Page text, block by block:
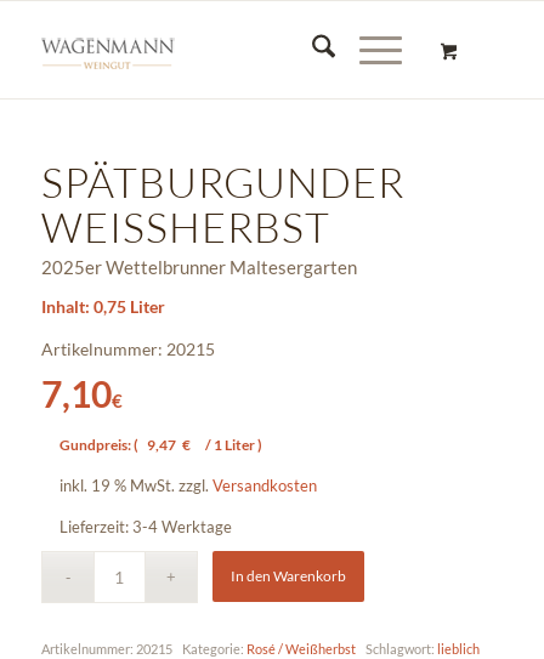
SPÄTBURGUNDER
WEISSHERBST
2025er Wettelbrunner Maltesergarten
Inhalt: 0,75 Liter
Artikelnummer: 20215
7,10€
Gundpreis: ( 9,47 € / 1 Liter )
inkl. 19 % MwSt. zzgl. Versandkosten
Lieferzeit: 3-4 Werktage
In den Warenkorb
Artikelnummer: 20215 Kategorie: Rosé / Weißherbst Schlagwort: lieblich